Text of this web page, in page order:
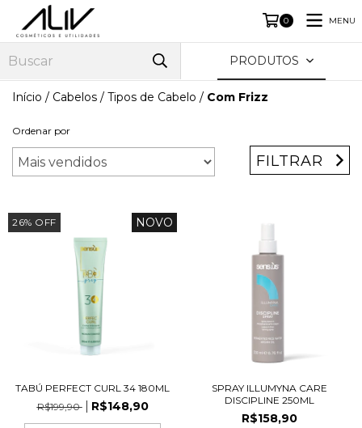
0 MENU
PRODUTOS
Início / Cabelos / Tipos de Cabelo / Com Frizz
Ordenar por
FILTRAR
26% OFF NOVO
TABÚ PERFECT CURL 34 180ML
R$199,90
R$148,90
SPRAY ILLUMYNA CARE
DISCIPLINE 250ML
R$158,90